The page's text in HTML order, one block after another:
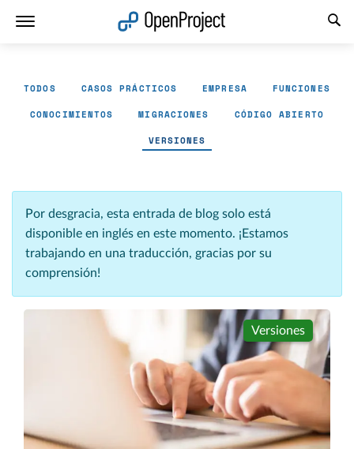
TODOS CASOS PRÁCTICOS EMPRESA FUNCIONES
CONOCIMIENTOS MIGRACIONES CÓDIGO ABIERTO
VERSIONES
Por desgracia, esta entrada de blog solo está
disponible en inglés en este momento. ¡Estamos
trabajando en una traducción, gracias por su
comprensión!
Versiones
Abrir vínculo en un nuevo panel